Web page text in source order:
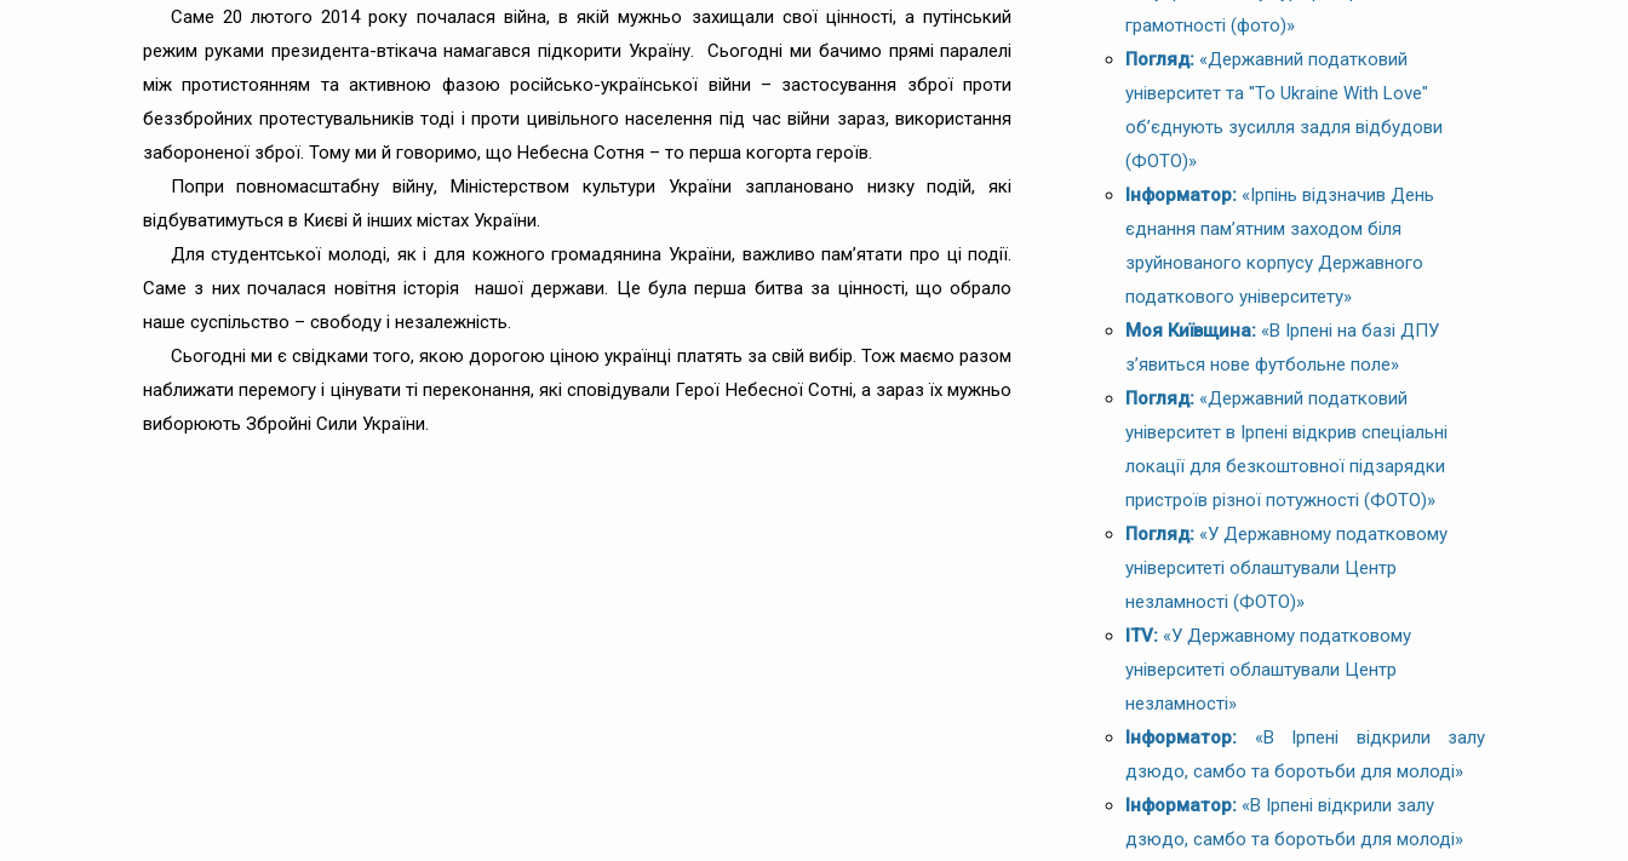
Саме 20 лютого 2014 року почалася війна, в якій мужньо захищали свої цінності, а путінський
режим руками президента-втікача намагався підкорити Україну. Сьогодні ми бачимо прямі паралелі
між протистоянням та активною фазою російсько-української війни – застосування зброї проти
беззбройних протестувальників тоді і проти цивільного населення під час війни зараз, використання
забороненої зброї. Тому ми й говоримо, що Небесна Сотня – то перша когорта героїв.
Попри повномасштабну війну, Міністерством культури України заплановано низку подій, які
відбуватимуться в Києві й інших містах України.
Для студентської молоді, як і для кожного громадянина України, важливо пам’ятати про ці події.
Саме з них почалася новітня історія нашої держави. Це була перша битва за цінності, що обрало
наше суспільство – свободу і незалежність.
Сьогодні ми є свідками того, якою дорогою ціною українці платять за свій вибір. Тож маємо разом
наближати перемогу і цінувати ті переконання, які сповідували Герої Небесної Сотні, а зараз їх мужньо
виборюють Збройні Сили України.
грамотності (фото)»
Погляд: «Державний податковий
університет та "To Ukraine With Love"
об’єднують зусилля задля відбудови
(ФОТО)»
Інформатор: «Ірпінь відзначив День
єднання пам’ятним заходом біля
зруйнованого корпусу Державного
податкового університету»
Моя Київщина: «В Ірпені на базі ДПУ
з’явиться нове футбольне поле»
Погляд: «Державний податковий
університет в Ірпені відкрив спеціальні
локації для безкоштовної підзарядки
пристроїв різної потужності (ФОТО)»
Погляд: «У Державному податковому
університеті облаштували Центр
незламності (ФОТО)»
ITV: «У Державному податковому
університеті облаштували Центр
незламності»
Інформатор: «В Ірпені відкрили залу
дзюдо, самбо та боротьби для молоді»
Інформатор: «В Ірпені відкрили залу
дзюдо, самбо та боротьби для молоді»